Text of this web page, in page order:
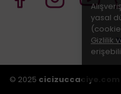
yasal
Gizlilik
© 2025 cicizuccaciye.com